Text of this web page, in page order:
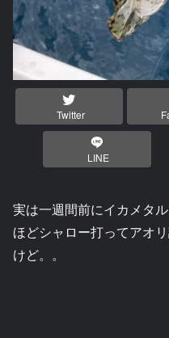
Twitter
LINE
実は一週間前にイカメタ
ほどシャロー打ってアオ
けど。。